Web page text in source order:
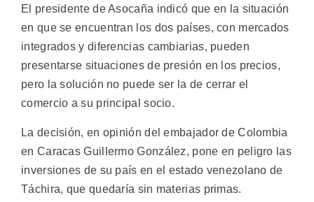
El presidente de Asocaña indicó que en la situación
en que se encuentran los dos países, con mercados
integrados y diferencias cambiarias, pueden
presentarse situaciones de presión en los precios,
pero la solución no puede ser la de cerrar el
comercio a su principal socio.
La decisión, en opinión del embajador de Colombia
en Caracas Guillermo González, pone en peligro las
inversiones de su país en el estado venezolano de
Táchira, que quedaría sin materias primas.